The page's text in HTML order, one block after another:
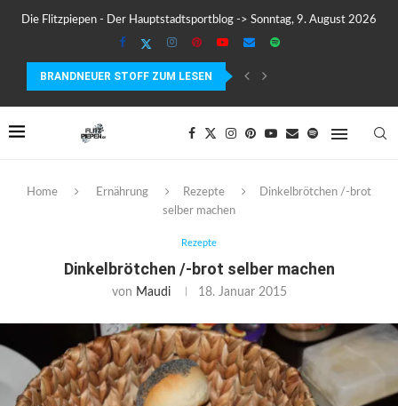
Die Flitzpiepen - Der Hauptstadtsportblog -> Sonntag, 9. August 2026
BRANDNEUER STOFF ZUM LESEN
MEIN ERSTER MARATHON: 42,195 KILOMETER PURE VERRÜCKTHEIT,
Home Ernährung Rezepte
Dinkelbrötchen /-brot
selber machen
Rezepte
Dinkelbrötchen /-brot selber machen
von Maudi 18. Januar 2015